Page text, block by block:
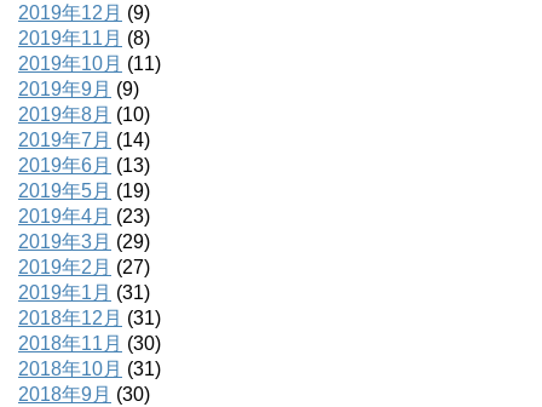
2019年12月 (9)
2019年11月 (8)
2019年10月 (11)
2019年9月 (9)
2019年8月 (10)
2019年7月 (14)
2019年6月 (13)
2019年5月 (19)
2019年4月 (23)
2019年3月 (29)
2019年2月 (27)
2019年1月 (31)
2018年12月 (31)
2018年11月 (30)
2018年10月 (31)
2018年9月 (30)